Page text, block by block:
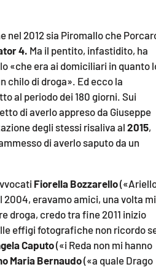
nel 2012 sia Piromallo che
4. Ma il pentito, infastidito, ha
«che era ai domiciliari in quanto
chilo di droga». Ed ecco la
al periodo dei 180 giorni. Sui
di averlo appreso da Giuseppe
degli stessi risaliva al 2015,
di averlo saputo da un
Fiorella Bozzarello
2004, eravamo amici, una volta mi
droga, credo tra fine 2011 inizio
effigi fotografiche non ricordo
Caputo(«i Reda non mi hanno
Maria Bernaudo(«a quale Drago